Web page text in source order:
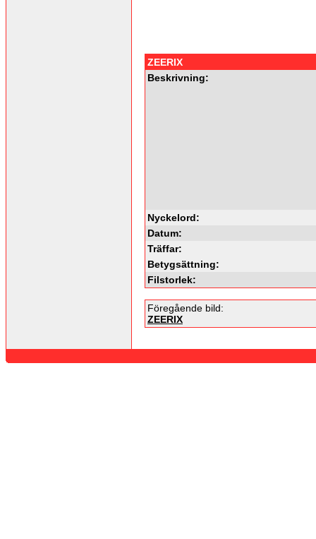
ZEERIX
Beskrivning:
Nyckelord:
Datum:
Träffar:
Betygsättning:
Filstorlek:
Föregående bild:
ZEERIX